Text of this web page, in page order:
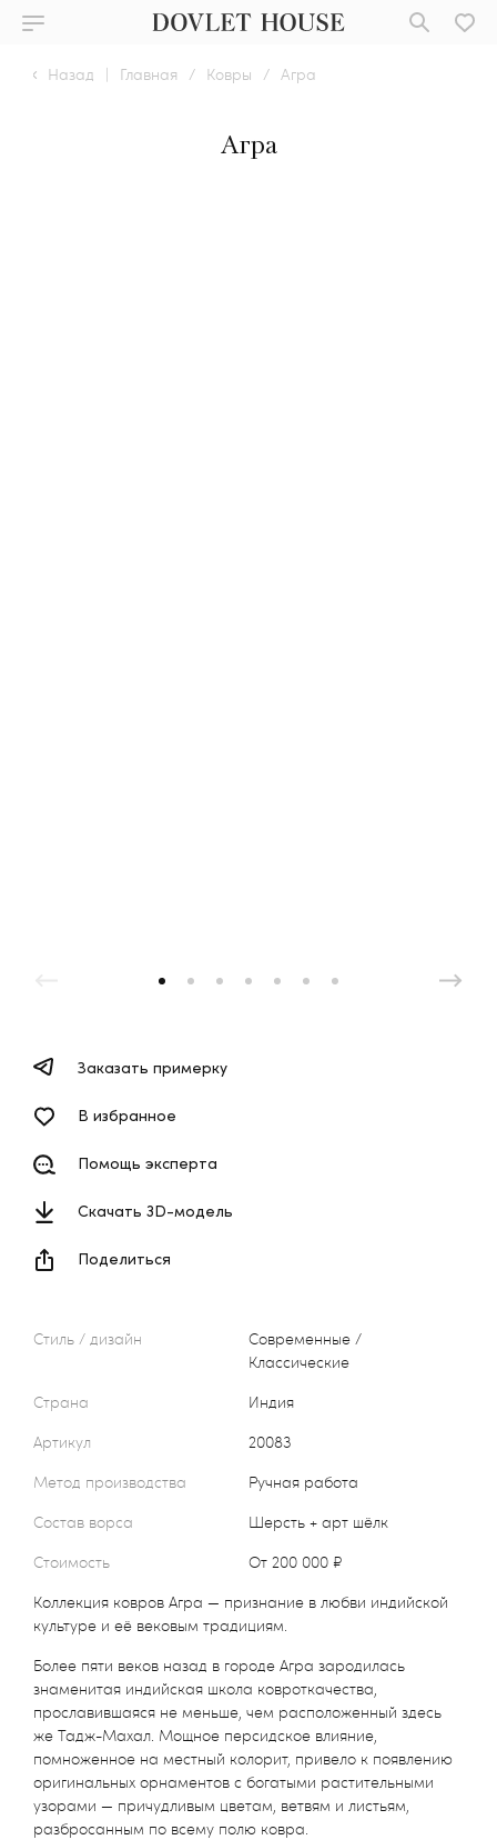
Назад | Главная / Ковры / Агра
Агра
Стиль / дизайн
Современные /
Классические
Страна
Индия
Артикул
20083
Метод производства
Ручная работа
Состав ворса
шерсть + арт шёлк
Стоимость
от 200 000 ₽
Коллекция ковров Агра — признание в любви индийской
культуре и её вековым традициям.
Более пяти веков назад в городе Агра зародилась
знаменитая индийская школа ковроткачества,
прославившаяся не меньше, чем расположенный здесь
же Тадж-Махал. Мощное персидское влияние,
помноженное на местный колорит, привело к появлению
оригинальных орнаментов с богатыми растительными
узорами — причудливым цветам, ветвям и листьям,
разбросанным по всему полю ковра.
Заказать примерку
В избранное
Помощь эксперта
Скачать 3D-модель
Поделиться